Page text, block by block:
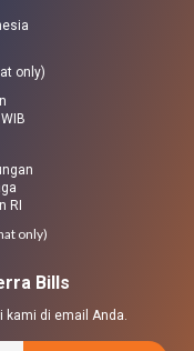
only)
RI
only)
Bills
kami di email Anda.